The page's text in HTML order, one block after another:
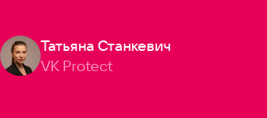
Татьяна Станкевич
VK Protect